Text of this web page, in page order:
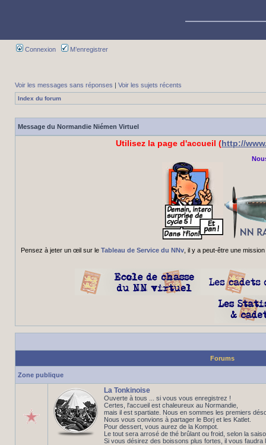
Connexion M’enregistrer
Voir les messages sans réponses | Voir les sujets récents
Index du forum
Message du Normandie Niémen Virtuel
Utilisez la page d'accueil (http://
Pensez à jeter un œil sur le Tableau de Service du NNv, il y a peut-être une
Forums
Zone publique
La Tonkinoise
Ouverte à tous ... si vous vous enregistrez !
Certes, l'accueil est chaleureux au Normandie,
mais il est spartiate. Nous en sommes les premiers
Nous vous convions à partager le Borj et les Katlet.
Pour dessert, vous aurez de la Kompot.
Le tout sera arrosé de thé brûlant ou froid, selon la
Si vous désirez des boissons plus fortes, il vous faudra